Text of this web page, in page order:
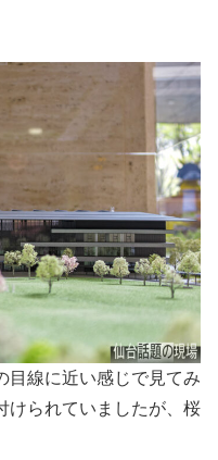
目線に近い感じで見てみ
けられていましたが、桜